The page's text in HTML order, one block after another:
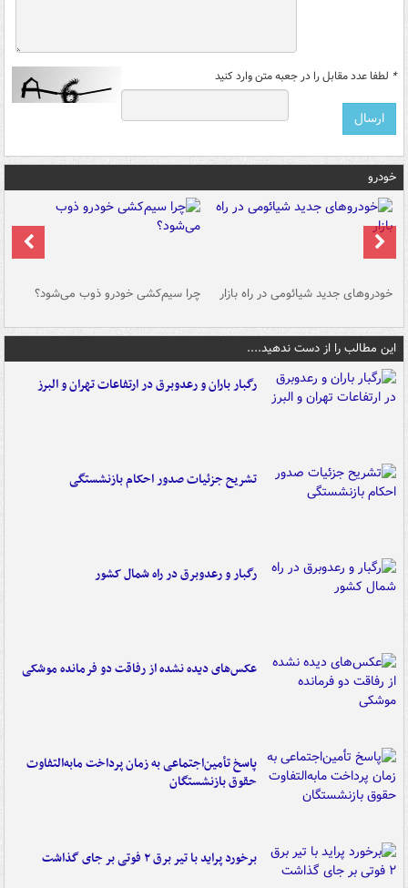
* لطفا عدد مقابل را در جعبه متن وارد کنید
خودرو
خودروهای جدید شیائومی در راه بازار چرا سیم‌کشی خودرو ذوب می‌شود؟
این مطالب را از دست ندهید....
رگبار باران و رعدوبرق در ارتفاعات تهران و البرز
تشریح جزئیات صدور احکام بازنشستگی
رگبار و رعدوبرق در راه شمال کشور
عکس‌های دیده نشده از رفاقت دو فرمانده‌ موشکی
پاسخ تأمین‌اجتماعی به زمان پرداخت مابه‌التفاوت
حقوق بازنشستگان
برخورد پراید با تیر برق ۲ فوتی بر جای گذاشت